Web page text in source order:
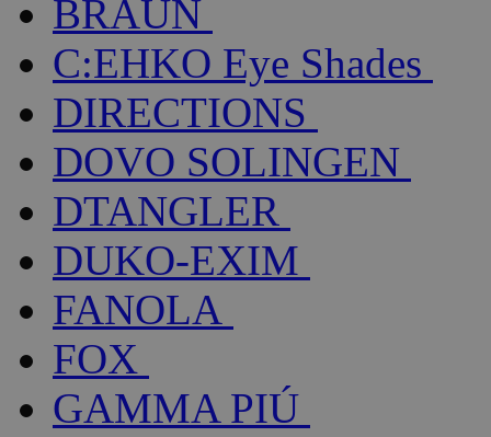
BRAUN
C:EHKO Eye Shades
DIRECTIONS
DOVO SOLINGEN
DTANGLER
DUKO-EXIM
FANOLA
FOX
GAMMA PIÚ